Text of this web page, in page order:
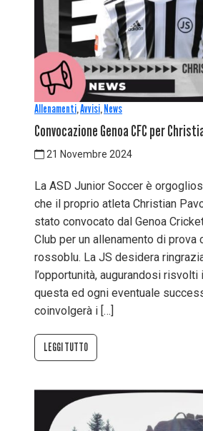
Allenamenti,Avvisi,News
Convocazione Genoa CFC per
21 Novembre 2024
La ASD Junior Soccer è
che il proprio atleta Christian
stato convocato dal Genoa
Club per un allenamento di prova
rossoblu. La JS desidera
l’opportunità, augurandosi
questa ed ogni eventuale
coinvolgerà i […]
LEGGI TUTTO